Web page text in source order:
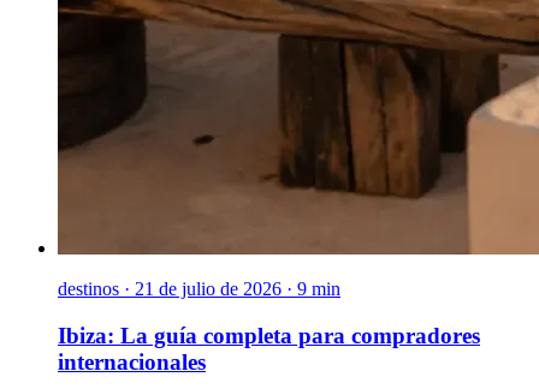
destinos · 21 de julio de 2026 · 9 min
Ibiza: La guía completa para compradores
internacionales